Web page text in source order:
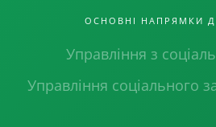
ОСНОВНІ НАПРЯМКИ
Управління з
Управління соціального